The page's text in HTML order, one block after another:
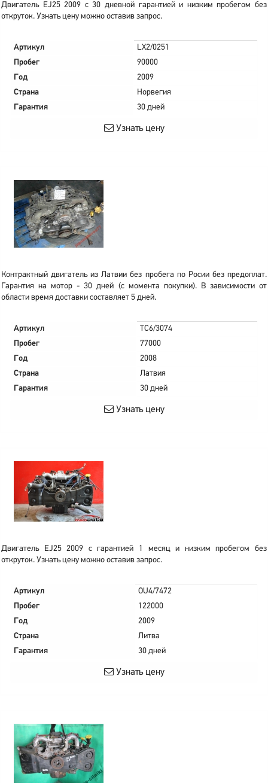
Двигатель EJ25 2009 с 30 дневной гарантией и низким пробегом без
откруток. Узнать цену можно оставив запрос.
Артикул
LX2/0251
Пробег
90000
Год
2009
Страна
Норвегия
Гарантия
30 дней
Узнать цену
Контрактный двигатель из Латвии без пробега по Росии без предоплат.
Гарантия на мотор - 30 дней (с момента покупки). В зависимости от
области время доставки составляет 5 дней.
Артикул
TC6/3074
Пробег
77000
Год
2008
Страна
Латвия
Гарантия
30 дней
Узнать цену
Двигатель EJ25 2009 с гарантией 1 месяц и низким пробегом без
откруток. Узнать цену можно оставив запрос.
Артикул
OU4/7472
Пробег
122000
Год
2009
Страна
Литва
Гарантия
30 дней
Узнать цену